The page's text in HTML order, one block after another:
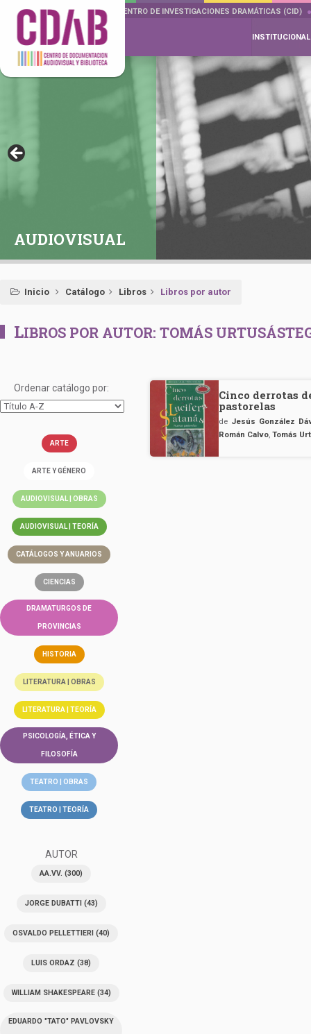
DOCUMENTA DRAMÁTICAS CENTRO DE INVESTIGACIONES DRAMÁTICAS (CID)
INSTITUCIONAL
AUDIOVISUAL
Inicio Catálogo Libros Libros por autor
LIBROS POR AUTOR: TOMÁS
Ordenar catálogo por:
ARTE
ARTE Y GÉNERO
AUDIOVISUAL | OBRAS
AUDIOVISUAL | TEORÍA
CATÁLOGOS Y ANUARIOS
CIENCIAS
DRAMATURGOS DE
PROVINCIAS
HISTORIA
LITERATURA | OBRAS
LITERATURA | TEORÍA
PSICOLOGÍA, ÉTICA Y
FILOSOFÍA
TEATRO | OBRAS
TEATRO | TEORÍA
AUTOR
AA.VV. (300)
JORGE DUBATTI(43)
OSVALDO PELLETTIERI (40)
LUIS ORDAZ (38)
WILLIAM SHAKESPEARE(34)
EDUARDO "TATO" PAVLOVSKY
Cinco derrotas
pastorelas
de Jesús González
Román Calvo,Tomás